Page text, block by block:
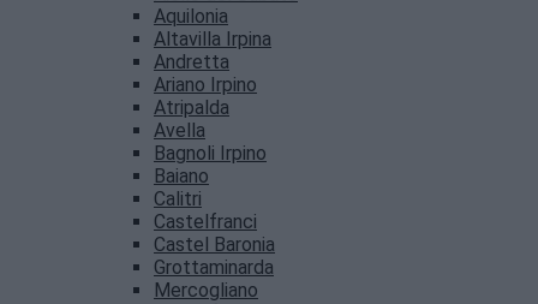
Aquilonia
Altavilla Irpina
Andretta
Ariano Irpino
Atripalda
Avella
Bagnoli Irpino
Baiano
Calitri
Castelfranci
Castel Baronia
Grottaminarda
Mercogliano